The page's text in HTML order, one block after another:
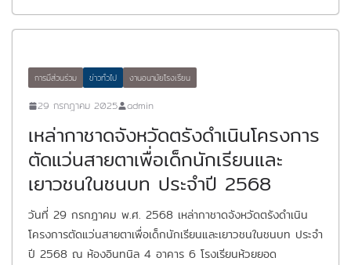
การมีส่วนร่วม ข่าวทั่วไป งานอนามัยโรงเรียน
29 กรกฎาคม 2025 admin
เหล่ากาชาดจังหวัดตรังดำเนินโครงการ
ตัดแว่นสายตาเพื่อเด็กนักเรียนและ
เยาวชนในชนบท ประจำปี 2568
วันที่ 29 กรกฎาคม พ.ศ. 2568 เหล่ากาชาดจังหวัดตรังดำเนิน
โครงการตัดแว่นสายตาเพื่อเด็กนักเรียนและเยาวชนในชนบท ประจำ
ปี 2568 ณ ห้องอินทนิล 4 อาคาร 6 โรงเรียนห้วยยอด